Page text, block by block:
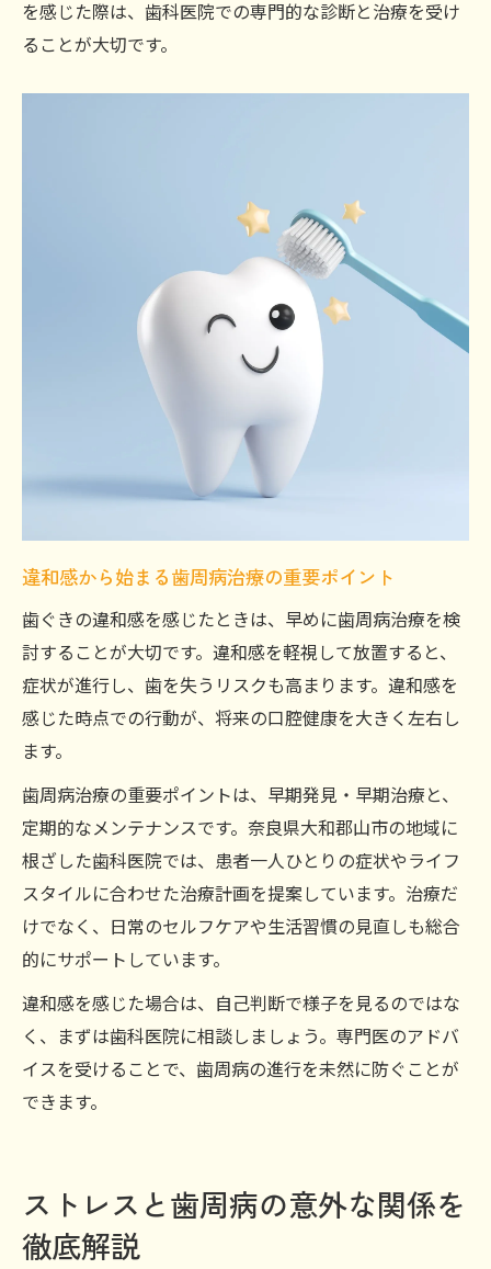
を感じた際は、歯科医院での専門的な診断と治療を受け
ることが大切です。
違和感から始まる歯周病治療の重要ポイント
歯ぐきの違和感を感じたときは、早めに歯周病治療を検
討することが大切です。違和感を軽視して放置すると、
症状が進行し、歯を失うリスクも高まります。違和感を
感じた時点での行動が、将来の口腔健康を大きく左右し
ます。
歯周病治療の重要ポイントは、早期発見・早期治療と、
定期的なメンテナンスです。奈良県大和郡山市の地域に
根ざした歯科医院では、患者一人ひとりの症状やライフ
スタイルに合わせた治療計画を提案しています。治療だ
けでなく、日常のセルフケアや生活習慣の見直しも総合
的にサポートしています。
違和感を感じた場合は、自己判断で様子を見るのではな
く、まずは歯科医院に相談しましょう。専門医のアドバ
イスを受けることで、歯周病の進行を未然に防ぐことが
できます。
ストレスと歯周病の意外な関係を
徹底解説